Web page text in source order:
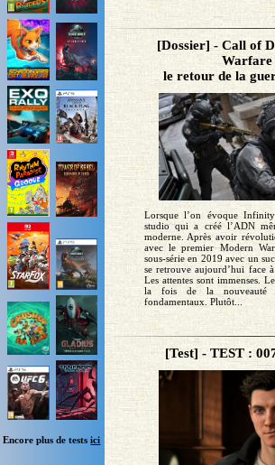
Encore plus de testsici
[Dossier] - Call of
Warfare
le retour de la
Lorsque l’on évoque
studio qui a créé l’ADN
moderne. Après avoir
avec le premier Modern
sous-série en 2019 avec un
se retrouve aujourd’hui face
Les attentes sont immenses.
la fois de la
fondamentaux. Plutôt...
[Test] - TEST :